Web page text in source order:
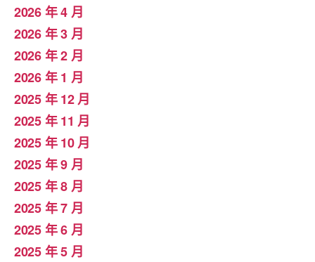
2026 年 4 月
2026 年 3 月
2026 年 2 月
2026 年 1 月
2025 年 12 月
2025 年 11 月
2025 年 10 月
2025 年 9 月
2025 年 8 月
2025 年 7 月
2025 年 6 月
2025 年 5 月